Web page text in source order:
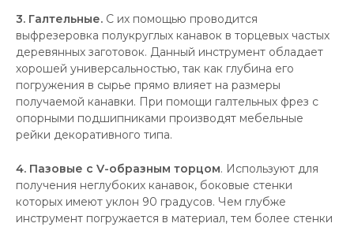
3. Галтельные. С их помощью проводится
выфрезеровка полукруглых канавок в торцевых частых
деревянных заготовок. Данный инструмент обладает
хорошей универсальностью, так как глубина его
погружения в сырье прямо влияет на размеры
получаемой канавки. При помощи галтельных фрез с
опорными подшипниками производят мебельные
рейки декоративного типа.
4. Пазовые с V-образным торцом. Используют для
получения неглубоких канавок, боковые стенки
которых имеют уклон 90 градусов. Чем глубже
инструмент погружается в материал, тем более стенки